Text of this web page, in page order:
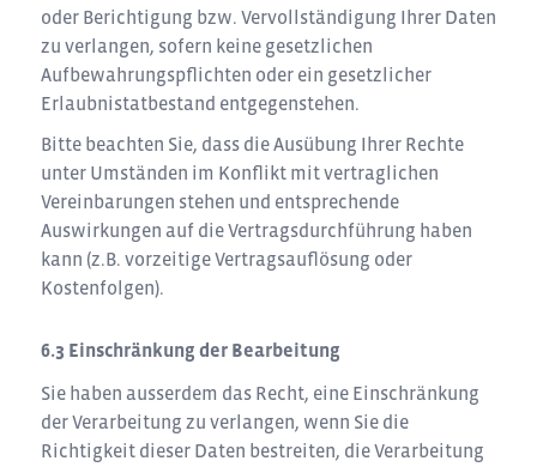
oder Berichtigung bzw. Vervollständigung Ihrer Daten
zu verlangen, sofern keine gesetzlichen
Aufbewahrungspflichten oder ein gesetzlicher
Erlaubnistatbestand entgegenstehen.
Bitte beachten Sie, dass die Ausübung Ihrer Rechte
unter Umständen im Konflikt mit vertraglichen
Vereinbarungen stehen und entsprechende
Auswirkungen auf die Vertragsdurchführung haben
kann (z.B. vorzeitige Vertragsauflösung oder
Kostenfolgen).
Einschränkung der Bearbeitung
Sie haben ausserdem das Recht, eine Einschränkung
der Verarbeitung zu verlangen, wenn Sie die
Richtigkeit dieser Daten bestreiten, die Verarbeitung